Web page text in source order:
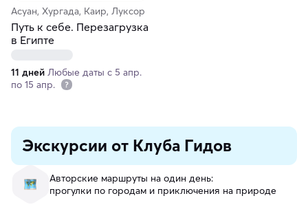
Асуан, Хургада, Каир, Луксор
Путь к себе. Перезагрузка
в Египте
11 дней Любые даты с 5 апр.
по 15 апр.
Экскурсии от Клуба Гидов
Авторские маршруты на один день:
прогулки по городам и приключения на природе